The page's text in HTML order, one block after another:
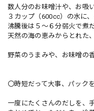
数人分のお味噌汁や、お吸
３カップ（600cc）の水に
沸騰後は５～６分弱火で煮
天然の海の恵みからとれた
野菜のうまみや、お味噌の
〇時短だって大事、パック
一度にたくさんのだしを、